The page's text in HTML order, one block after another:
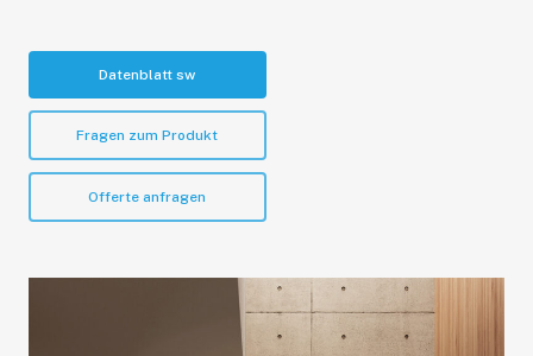
Datenblatt sw
Fragen zum Produkt
Offerte anfragen